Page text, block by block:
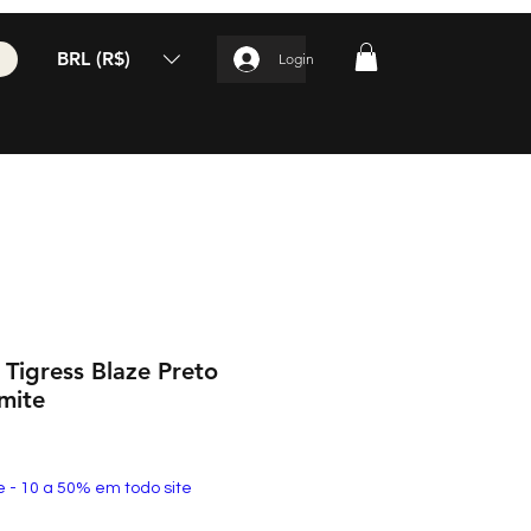
BRL (R$) Login
Blaze Preto
- 10 a 50% em todo site